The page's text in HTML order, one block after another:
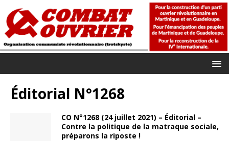
Éditorial N°1268
CO N°1268 (24 juillet 2021) – Éditorial –
Contre la politique de la matraque sociale,
préparons la riposte !